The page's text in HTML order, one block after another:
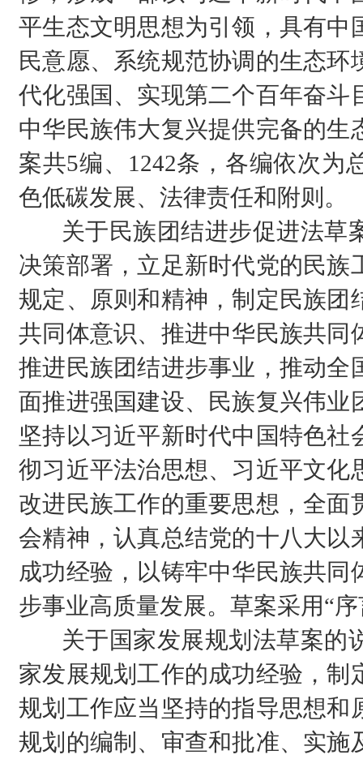
平生态文明思想为引领，具有中
民意愿、系统规范协调的生态
代化强国、实现第二个百年奋斗
中华民族伟大复兴提供完备的
案共5编、1242条，各编依次为
色低碳发展、法律责任和附则。
关于民族团结进步促进法草
决策部署，立足新时代党的民
规定、原则和精神，制定民族团
共同体意识、推进中华民族共同
推进民族团结进步事业，推动全
面推进强国建设、民族复兴伟
坚持以习近平新时代中国特色
彻习近平法治思想、习近平文化
改进民族工作的重要思想，全
会精神，认真总结党的十八大以
成功经验，以铸牢中华民族共
步事业高质量发展。草案采用“
关于国家发展规划法草案的
家发展规划工作的成功经验，
规划工作应当坚持的指导思想和
规划的编制、审查和批准、实施